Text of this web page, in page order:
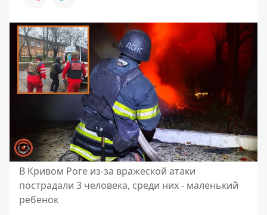
В Кривом Роге из-за вражеской атаки
пострадали 3 человека, среди них - маленький
ребенок